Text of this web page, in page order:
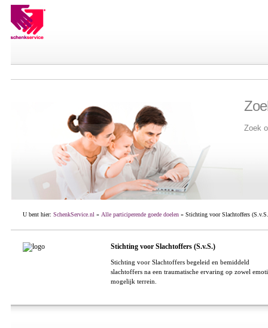
Zoek
U bent hier: SchenkService.nl » Alle participerende goede doelen» Stichting voor Slachtoffers
Stichting voor Slachtoffers (S.v.S.)
Stichting voor Slachtoffers begeleid en bemiddeld
slachtoffers na een traumatische ervaring op zowel
mogelijk terrein.